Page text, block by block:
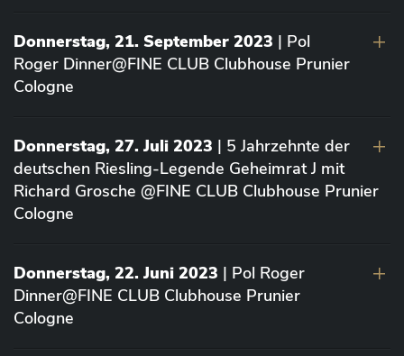
Donnerstag, 21. September 2023 | Pol
Roger Dinner@FINE CLUB Clubhouse Prunier
Cologne
Donnerstag, 27. Juli 2023 | 5 Jahrzehnte der
deutschen Riesling-Legende Geheimrat J mit
Richard Grosche @FINE CLUB Clubhouse Prunier
Cologne
Donnerstag, 22. Juni 2023 | Pol Roger
Dinner@FINE CLUB Clubhouse Prunier
Cologne